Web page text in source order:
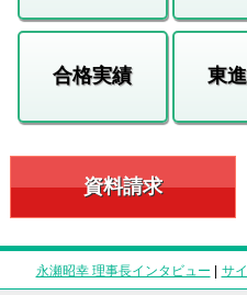
合格実績 東
資料請求
永瀬昭幸 理事長インタビュー | サ